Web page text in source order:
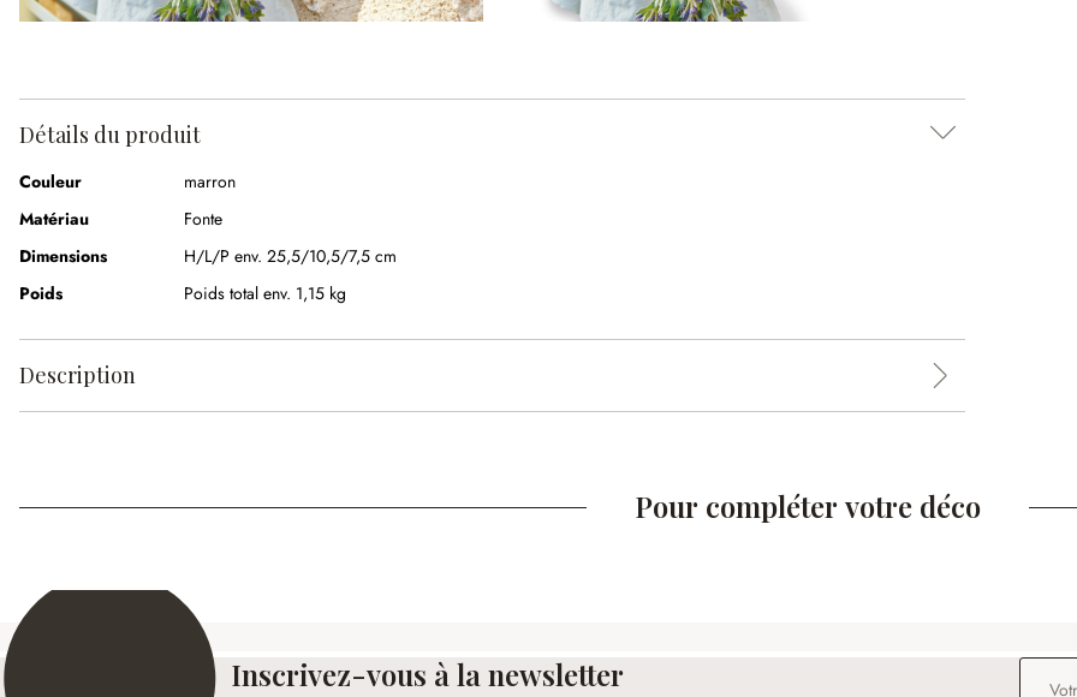
Détails du produit
Couleur
marron
Matériau
Fonte
Dimensions
H/L/P env. 25,5/10,5/7,5 cm
Poids
Poids total env. 1,15 kg
Description
Pour compléter votre déco
Inscrivez-vous à la newsletter